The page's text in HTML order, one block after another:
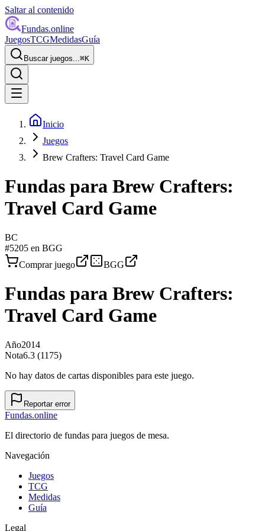
Saltar al contenido
Fundas.online
JuegosTCGMedidasGuía
Buscar juegos...⌘K
Inicio
Juegos
Brew Crafters: Travel Card Game
Fundas para Brew Crafters:
Travel Card Game
BC
#5205 en BGG
Comprar juego
BGG
Fundas para Brew Crafters:
Travel Card Game
Año2014
Nota6.3 (1175)
No hay datos de cartas disponibles para este juego.
Reportar error
Fundas.online
El directorio de fundas para juegos de mesa.
Navegación
Juegos
TCG
Medidas
Guía
Legal